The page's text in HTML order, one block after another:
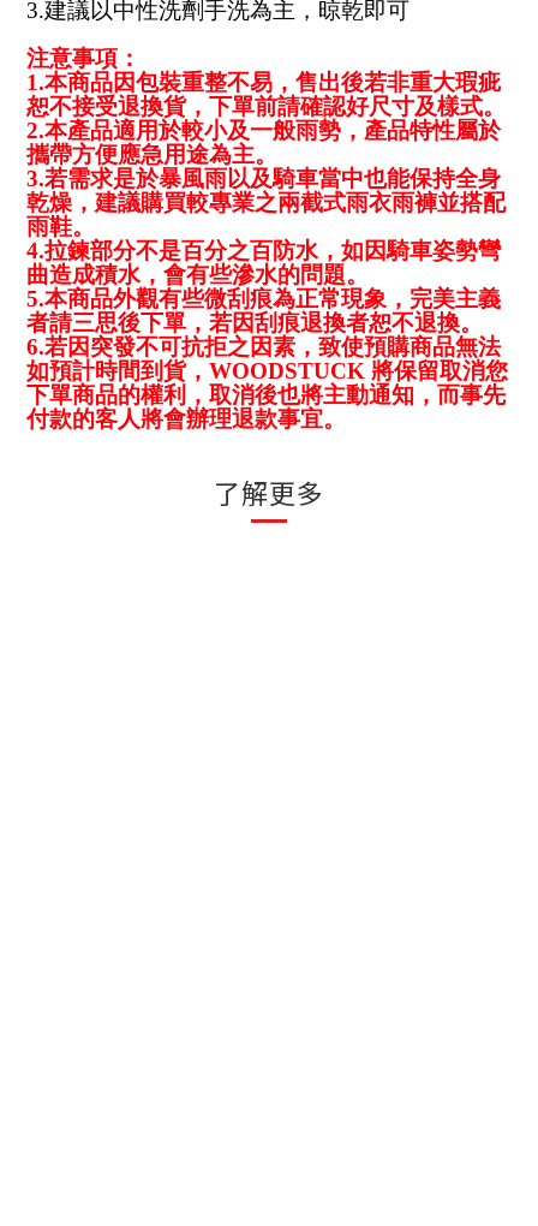
3.建議以中性洗劑手洗為主，晾乾即可
注意事項：
1.本商品因包裝重整不易，售出後若非重大瑕疵
恕不接受退換貨，下單前請確認好尺寸及樣式。
2.本產品適用於較小及一般雨勢，產品特性屬於
攜帶方便應急用途為主。
3.若需求是於暴風雨以及騎車當中也能保持全身
乾燥，建議購買較專業之兩截式雨衣雨褲並搭配
雨鞋。
4.拉鍊部分不是百分之百防水，如因騎車姿勢彎
曲造成積水，會有些滲水的問題。
5.本商品外觀有些微刮痕為正常現象，完美主義
者請三思後下單，若因刮痕退換者恕不退換。
6.若因突發不可抗拒之因素，致使預購商品無法
如預計時間到貨，WOODSTUCK 將保留取消您
下單商品的權利，取消後也將主動通知，而事先
付款的客人將會辦理退款事宜。
了解更多